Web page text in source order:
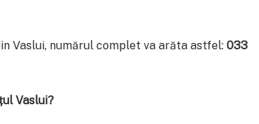
Vaslui, numărul complet va arăta astfel: 033
Vaslui?